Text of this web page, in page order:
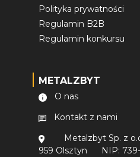
Polityka prywatności
Regulamin B2B
Regulamin konkursu
METALZBYT
O nas
Kontakt z nami
Metalzbyt Sp. z
959 Olsztyn
NIP: